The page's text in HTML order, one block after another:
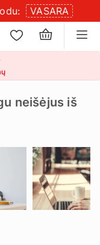
VASARA
×
neišėjus iš
slapukų
×